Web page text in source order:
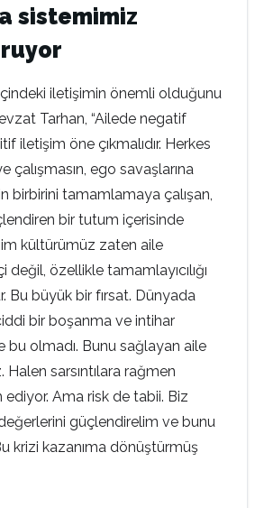
sistemimiz
iletişimin önemli olduğunu
Tarhan, “Ailede negatif
iletişim öne çıkmalıdır. Herkes
çalışmasın, ego savaşlarına
birbirini tamamlamaya çalışan,
bir tutum içerisinde
kültürümüz zaten aile
özellikle tamamlayıcılığı
Bu büyük bir fırsat. Dünyada
bir boşanma ve intihar
bu olmadı. Bunu sağlayan aile
sarsıntılara rağmen
ediyor. Ama risk de tabii. Biz
güçlendirelim ve bunu
krizi kazanıma dönüştürmüş